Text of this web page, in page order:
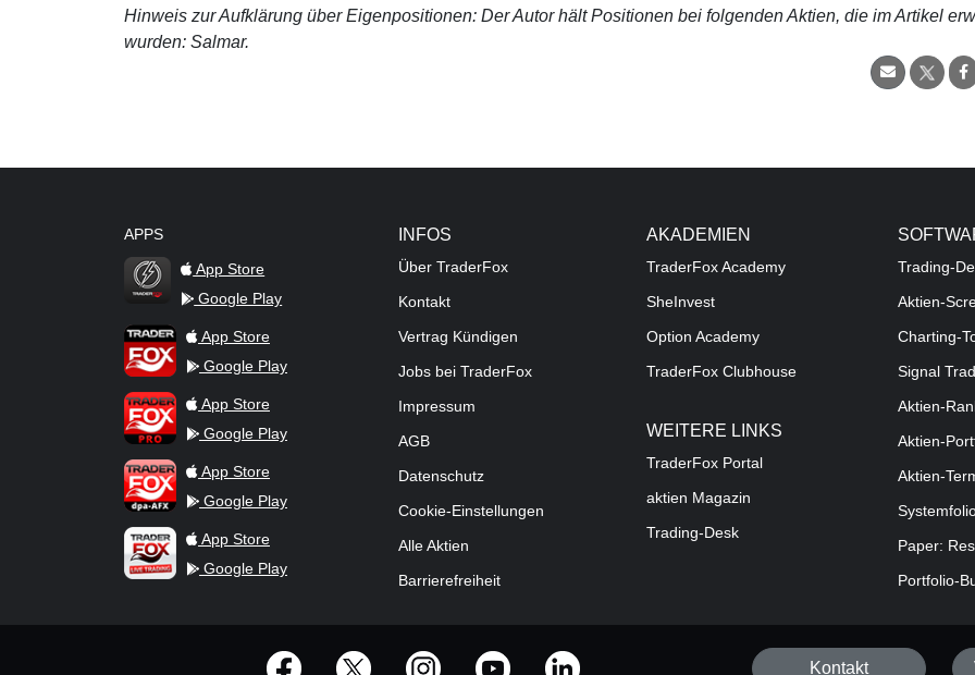
Hinweis zur Aufklärung über Eigenpositionen: Der Autor hält Positionen bei folgenden Aktien, die im Artikel
wurden: Salmar.
APPS
TraderFox Flash
App Store
Google Play
TraderFox AppApp Store
Google Play
TraderFox ProApp Store
Google Play
TraderFox dpa-AFX ProFeed
App Store
Google Play
TraderFox Live Trading
App Store
Google Play
INFOS
Über TraderFox
Kontakt
Vertrag Kündigen
Jobs bei TraderFox
Impressum
AGB
Datenschutz
Cookie-Einstellungen
Alle Aktien
Barrierefreiheit
AKADEMIEN
TraderFox Academy
SheInvest
Option Academy
TraderFox Clubhouse
WEITERE LINKS
TraderFox Portal
aktien Magazin
Trading-Desk
Trading-
Aktien-
Charting-
Signal
Aktien-
Aktien-
Aktien-
Paper:
Portfolio-
offizielle Social Media-Accounts
Kontakt